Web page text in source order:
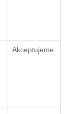
Akceptujeme